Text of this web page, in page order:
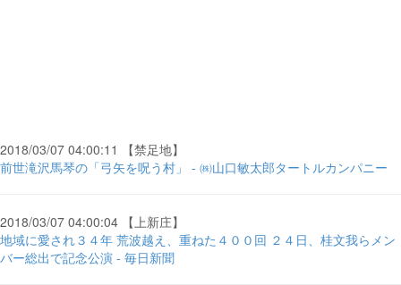
2018/03/07 04:00:11 【禁足地】
前世滝沢馬琴の「弓矢を呪う村」 - ㈱山口敏太郎タートルカンパニー
2018/03/07 04:00:04 【上新庄】
地域に愛され３４年 荒波越え、重ねた４００回 ２４日、桂文我らメン
バー総出で記念公演 - 毎日新聞